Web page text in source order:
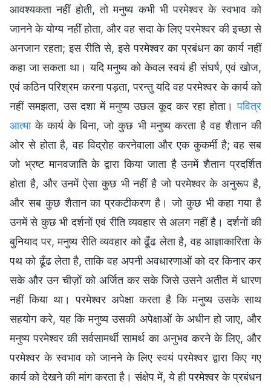
आवश्यकता नहीं होती, तो मनुष्य कभी भी परमेश्वर के स्वभाव को
जानने के योग्य नहीं होता, और वह सदा के लिए परमेश्वर की इच्छा से
अनजान रहता; इस रीति से, इसे परमेश्वर का प्रबंधन का कार्य नहीं
कहा जा सकता था। यदि मनुष्य को केवल स्वयं ही संघर्ष, एवं खोज,
एवं कठिन परिश्रम करना पड़ता, परन्तु यदि वह परमेश्वर के कार्य को
नहीं समझता, उस दशा में मनुष्य उछल कूद कर रहा होता।पवित्र
आत्माके कार्य के बिना, जो कुछ भी मनुष्य करता है वह शैतान की
ओर से होता है, वह विद्रोह करनेवाला और एक कुकर्मी है; वह सब
जो भ्रष्ट मानवजाति के द्वारा किया जाता है उनमें शैतान प्रदर्शित
होता है, और उनमें ऐसा कुछ भी नहीं है जो परमेश्वर के अनुरूप है,
और सब कुछ शैतान का प्रकटीकरण है। जो कुछ भी कहा गया है
उनमें से कुछ भी दर्शनों एवं रीति व्यवहार से अलग नहीं है। दर्शनों की
बुनियाद पर, मनुष्य रीति व्यवहार को ढूँढ लेता है, वह आज्ञाकारिता के
पथ को ढूँढ लेता है, ताकि वह अपनी अवधारणाओं को दर किनार कर
सके और उन चीज़ों को अर्जित कर सके जिसे उसने अतीत में धारण
नहीं किया था। परमेश्वर अपेक्षा करता है कि मनुष्य उसके साथ
सहयोग करे, यह कि मनुष्य उसकी अपेक्षाओं के अधीन हो जाए, और
मनुष्य परमेश्वर की सर्वसामर्थी सामर्थ का अनुभव करने के लिए, और
परमेश्वर के स्वभाव को जानने के लिए स्वयं परमेश्वर द्वारा किए गए
कार्य को देखने की मांग करता है। संक्षेप में, ये ही परमेश्वर के प्रबंधन